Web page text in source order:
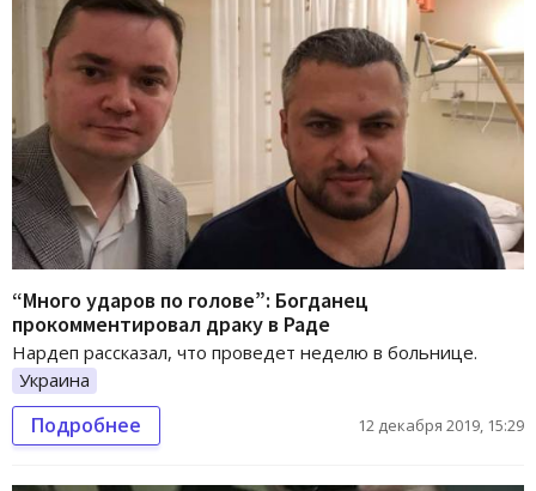
“Много ударов по голове”: Богданец
прокомментировал драку в Раде
Нардеп рассказал, что проведет неделю в больнице.
Украина
Подробнее 12 декабря 2019, 15:29